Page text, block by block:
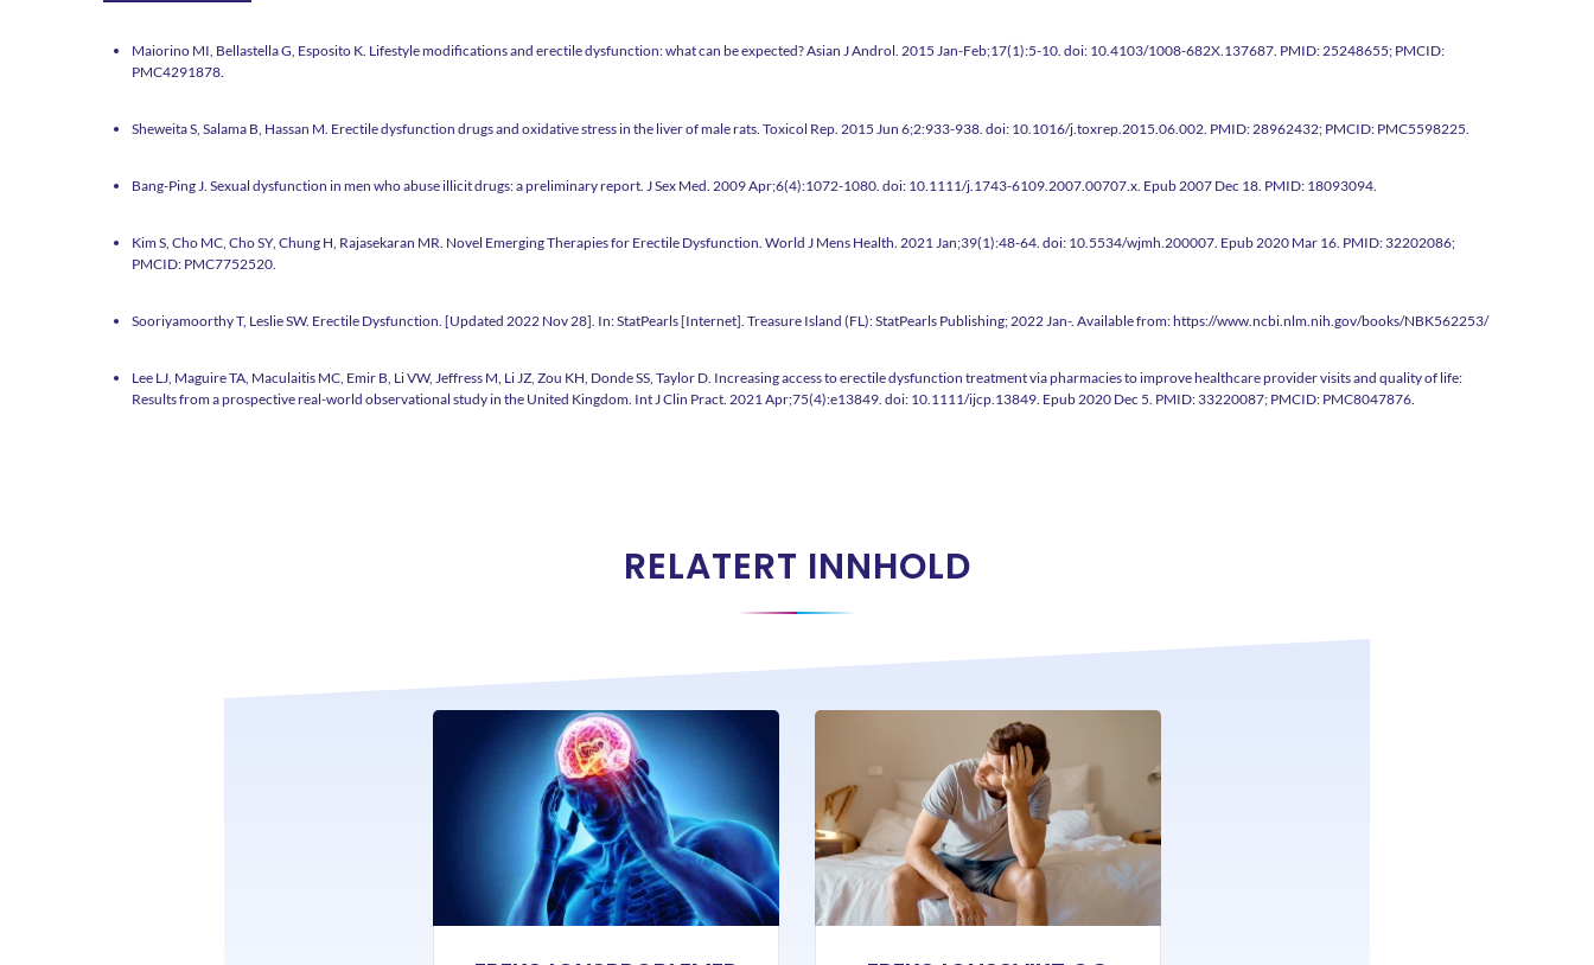
Maiorino MI, Bellastella G, Esposito K. Lifestyle modifications and erectile dysfunction: what can be expected? Asian J Androl. 2015 Jan-Feb;17(1):5-10. doi: 10.4103/1008-682X.137687. PMID: 25248655; PMCID:
PMC4291878.
Sheweita S, Salama B, Hassan M. Erectile dysfunction drugs and oxidative stress in the liver of male rats. Toxicol Rep. 2015 Jun 6;2:933-938. doi: 10.1016/j.toxrep.2015.06.002. PMID: 28962432; PMCID: PMC5598225.
Bang-Ping J. Sexual dysfunction in men who abuse illicit drugs: a preliminary report. J Sex Med. 2009 Apr;6(4):1072-1080. doi: 10.1111/j.1743-6109.2007.00707.x. Epub 2007 Dec 18. PMID: 18093094.
Kim S, Cho MC, Cho SY, Chung H, Rajasekaran MR. Novel Emerging Therapies for Erectile Dysfunction. World J Mens Health. 2021 Jan;39(1):48-64. doi: 10.5534/wjmh.200007. Epub 2020 Mar 16. PMID: 32202086;
PMCID: PMC7752520.
Sooriyamoorthy T, Leslie SW. Erectile Dysfunction. [Updated 2022 Nov 28]. In: StatPearls [Internet]. Treasure Island (FL): StatPearls Publishing; 2022 Jan-. Available from:https://www.ncbi.nlm.nih.gov/books/NBK562253/
​​Lee LJ, Maguire TA, Maculaitis MC, Emir B, Li VW, Jeffress M, Li JZ, Zou KH, Donde SS, Taylor D. Increasing access to erectile dysfunction treatment via pharmacies to improve healthcare provider visits and quality of life:
Results from a prospective real-world observational study in the United Kingdom. Int J Clin Pract. 2021 Apr;75(4):e13849. doi: 10.1111/ijcp.13849. Epub 2020 Dec 5. PMID: 33220087; PMCID: PMC8047876.
RELATERT INNHOLD